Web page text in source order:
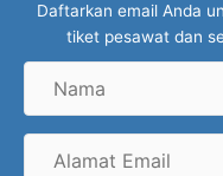
Daftarkan email Anda
tiket pesawat dan
Email